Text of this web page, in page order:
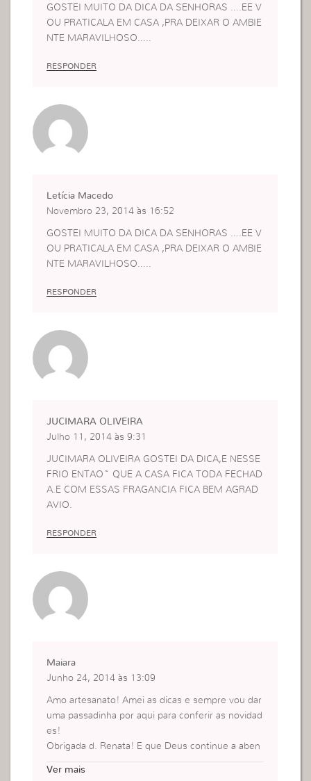
GOSTEI MUITO DA DICA DA SENHORAS ….EE V
OU PRATICALA EM CASA ,PRA DEIXAR O AMBIE
NTE MARAVILHOSO…..
RESPONDER
Letícia Macedo
Novembro 23, 2014 às 16:52
GOSTEI MUITO DA DICA DA SENHORAS ….EE V
OU PRATICALA EM CASA ,PRA DEIXAR O AMBIE
NTE MARAVILHOSO…..
RESPONDER
JUCIMARA OLIVEIRA
Julho 11, 2014 às 9:31
JUCIMARA OLIVEIRA GOSTEI DA DICA,E NESSE
FRIO ENTAO~ QUE A CASA FICA TODA FECHAD
A.E COM ESSAS FRAGANCIA FICA BEM AGRAD
AVIO.
RESPONDER
Maiara
Junho 24, 2014 às 13:09
Amo artesanato! Amei as dicas e sempre vou dar
uma passadinha por aqui para conferir as novidad
es!
Obrigada d. Renata! E que Deus continue a aben
Ver mais